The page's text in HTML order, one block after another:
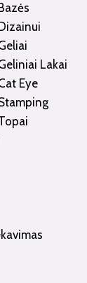
Lakai
Eye